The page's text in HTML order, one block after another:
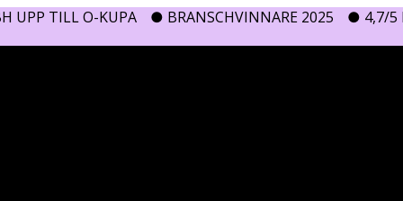
UPP TILL O-KUPA ● BRANSCHVINNARE 2025 ● 4,7/5